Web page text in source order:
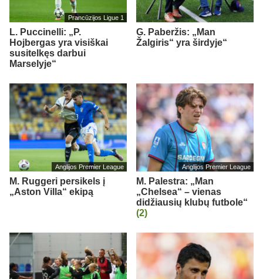
Prancūzijos Ligue 1
L. Puccinelli: „P.
Hojbergas yra visiškai
susitelkęs darbui
Marselyje“
G. Paberžis: „Man
Žalgiris“ yra širdyje“
Anglijos Premier League
M. Ruggeri persikels į
„Aston Villa“ ekipą
Anglijos Premier League
M. Palestra: „Man
„Chelsea“ – vienas
didžiausių klubų futbole“
(2)